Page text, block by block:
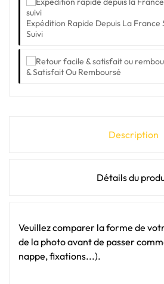
Expédition Rapide Depuis La France
Suivi
& Satisfait Ou Remboursé
Description
Détails du
Veuillez comparer la forme de
de la photo avant de passer
nappe, fixations...).